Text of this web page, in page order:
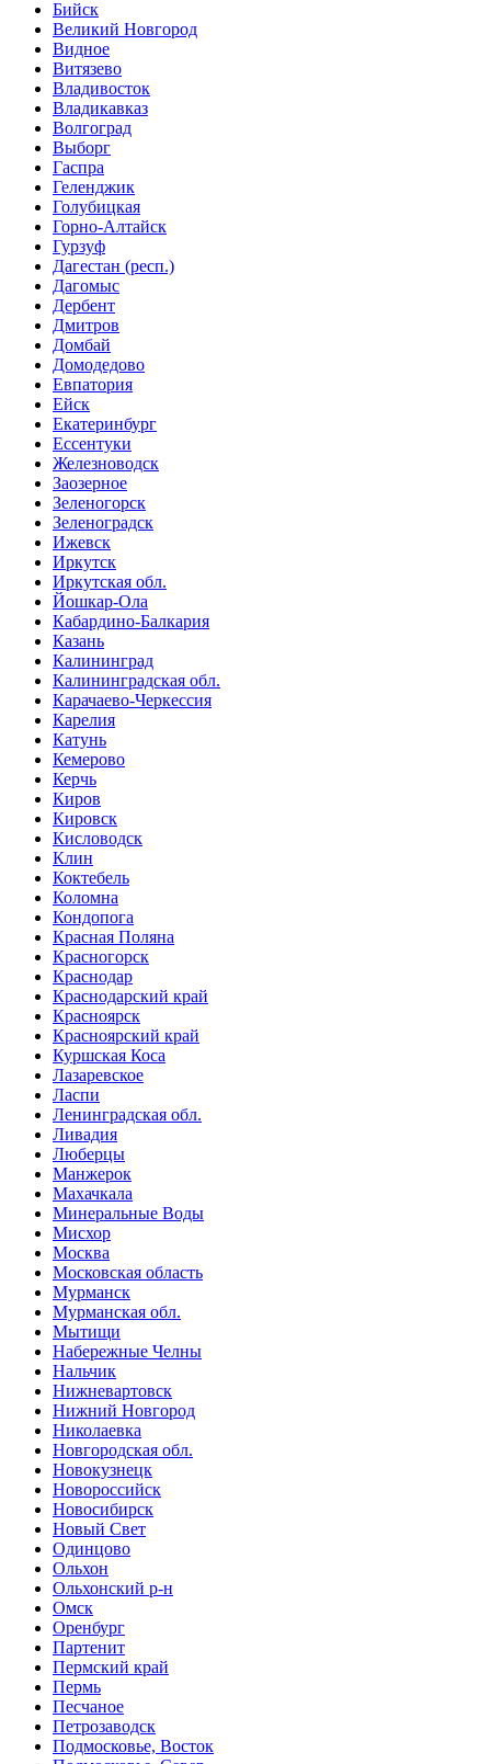
Бийск
Великий Новгород
Видное
Витязево
Владивосток
Владикавказ
Волгоград
Выборг
Гаспра
Геленджик
Голубицкая
Горно-Алтайск
Гурзуф
Дагестан (респ.)
Дагомыс
Дербент
Дмитров
Домбай
Домодедово
Евпатория
Ейск
Екатеринбург
Ессентуки
Железноводск
Заозерное
Зеленогорск
Зеленоградск
Ижевск
Иркутск
Иркутская обл.
Йошкар-Ола
Кабардино-Балкария
Казань
Калининград
Калининградская обл.
Карачаево-Черкессия
Карелия
Катунь
Кемерово
Керчь
Киров
Кировск
Кисловодск
Клин
Коктебель
Коломна
Кондопога
Красная Поляна
Красногорск
Краснодар
Краснодарский край
Красноярск
Красноярский край
Куршская Коса
Лазаревское
Ласпи
Ленинградская обл.
Ливадия
Люберцы
Манжерок
Махачкала
Минеральные Воды
Мисхор
Москва
Московская область
Мурманск
Мурманская обл.
Мытищи
Набережные Челны
Нальчик
Нижневартовск
Нижний Новгород
Николаевка
Новгородская обл.
Новокузнецк
Новороссийск
Новосибирск
Новый Свет
Одинцово
Ольхон
Ольхонский р-н
Омск
Оренбург
Партенит
Пермский край
Пермь
Песчаное
Петрозаводск
Подмосковье, Восток